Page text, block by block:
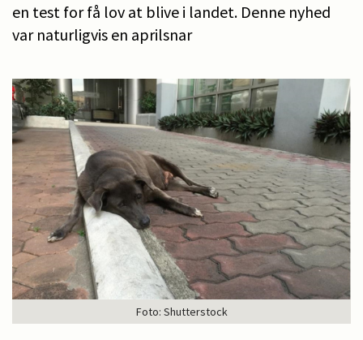
en test for få lov at blive i landet. Denne nyhed
var naturligvis en aprilsnar
Foto: Shutterstock